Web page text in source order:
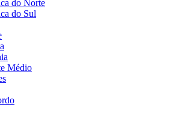
do Norte
do Sul
Médio